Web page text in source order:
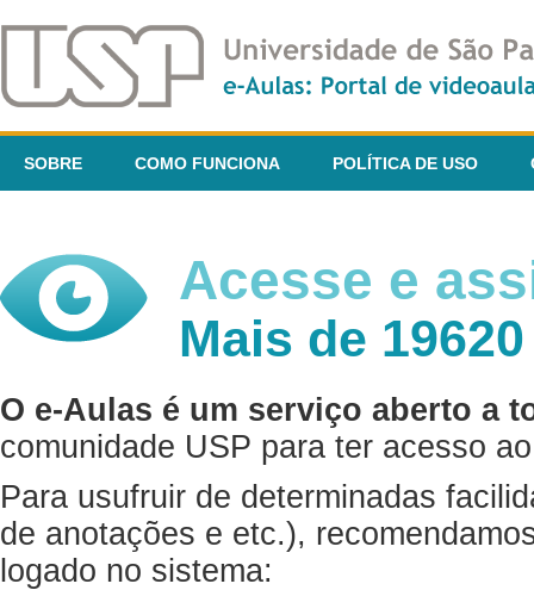
SOBRE COMO FUNCIONA POLÍTICA DE USO
Acesse e
Mais de
O e-Aulas é um serviço aberto a
comunidade USP para ter acesso
Para usufruir de determinadas
de anotações e etc.),
logado no sistema: